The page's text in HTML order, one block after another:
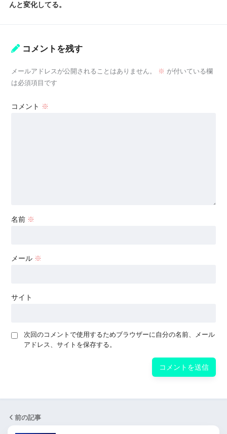
んと変化してる。
コメントを残す
メールアドレスが公開されることはありません。 ※ が付いている欄
は必須項目です
コメント ※
名前 ※
メール ※
サイト
次回のコメントで使用するためブラウザーに自分の名前、メール
アドレス、サイトを保存する。
前の記事